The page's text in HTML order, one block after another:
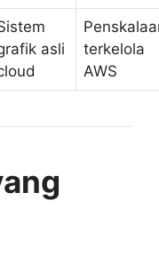
asli
terkelola
AWS